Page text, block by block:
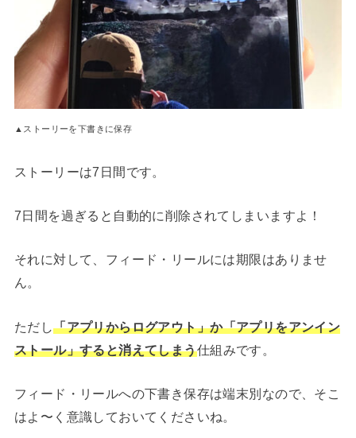
▲ストーリーを下書きに保存
ストーリーは7日間です。
7日間を過ぎると自動的に削除されてしまいますよ！
それに対して、フィード・リールには期限はありませ
ん。
ただし「アプリからログアウト」か「アプリをアンイン
ストール」すると消えてしまう仕組みです。
フィード・リールへの下書き保存は端末別なので、そこ
はよ〜く意識しておいてくださいね。